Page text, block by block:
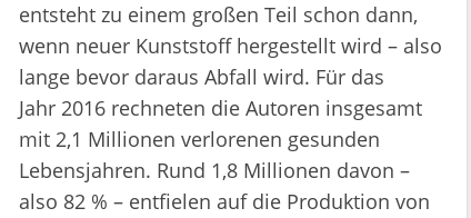
entsteht zu einem großen Teil schon dann,
wenn neuer Kunststoff hergestellt wird – also
lange bevor daraus Abfall wird. Für das
Jahr 2016 rechneten die Autoren insgesamt
mit 2,1 Millionen verlorenen gesunden
Lebensjahren. Rund 1,8 Millionen davon –
also 82 % – entfielen auf die Produktion von